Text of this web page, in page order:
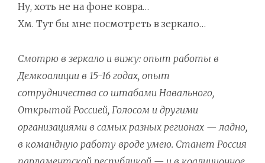
Ну, хоть не на фоне ковра…
Хм. Тут бы мне посмотреть в зеркало…
Смотрю в зеркало и вижу: опыт работы в
Демкоалиции в 15-16 годах, опыт
сотрудничества со штабами Навального,
Открытой Россией, Голосом и другими
организациями в самых разных регионах — ладно,
в командную работу вроде умею. Станет Россия